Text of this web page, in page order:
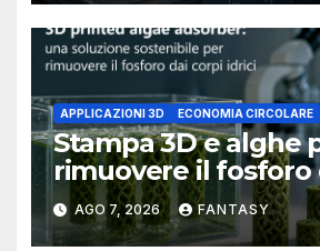
APPLICAZIONI 3D ECONOMIA CIRCOLARE
Stampa 3D e alghe
rimuovere il fosforo
acque il progetto
Florida Atlantic
AGO 7, 2026 FANTASY